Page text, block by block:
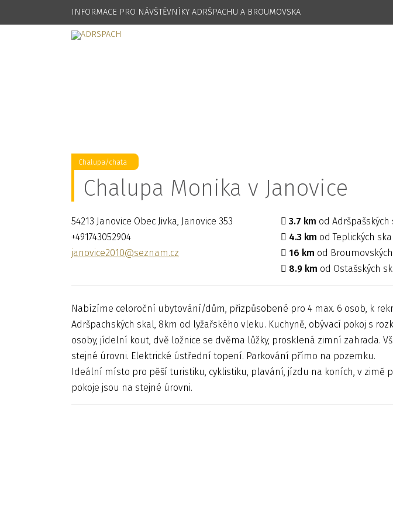
INFORMACE PRO NÁVŠTĚVNÍKY ADRŠPACHU A BROUMOVSKA
Chalupa/chata
Chalupa Monika v Janovice
54213 Janovice Obec Jivka, Janovice 353
+491743052904
janovice2010@seznam.cz
3.7 km od Adršpašských
4.3 km od Teplických
16 km od
8.9 km od Ostašských
Nabízíme celoroční ubytování/dům, přizpůsobené pro 4 max. 6 osob, k
Adršpachských skal, 8km od lyžařského vleku. Kuchyně, obývací pokoj s
osoby, jídelní kout, dvě ložnice se dvěma lůžky, prosklená zimní zahrada.
stejné úrovni. Elektrické ústřední topení. Parkování přímo na pozemku.
Ideální místo pro pěší turistiku, cyklistiku, plavání, jízdu na koních, v zimě
pokoje jsou na stejné úrovni.